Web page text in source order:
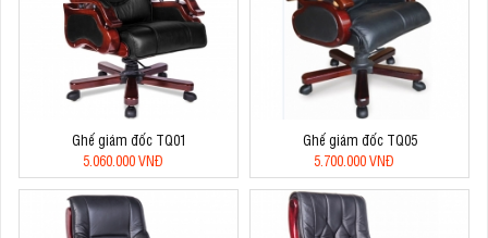
Ghế giám đốc TQ01
5.060.000 VNĐ
Ghế giám đốc TQ05
5.700.000 VNĐ